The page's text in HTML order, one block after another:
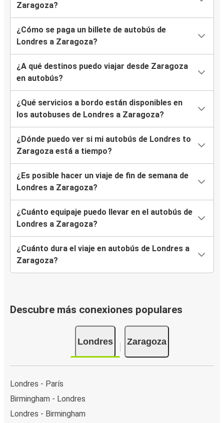
Zaragoza?
¿Cómo se paga un billete de autobús de
Londres a Zaragoza?
¿A qué destinos puedo viajar desde Zaragoza
en autobús?
¿Qué servicios a bordo están disponibles en
los autobuses de Londres a Zaragoza?
¿Dónde puedo ver si mi autobús de Londres to
Zaragoza está a tiempo?
¿Es posible hacer un viaje de fin de semana de
Londres a Zaragoza?
¿Cuánto equipaje puedo llevar en el autobús de
Londres a Zaragoza?
¿Cuánto dura el viaje en autobús de Londres a
Zaragoza?
Descubre más conexiones populares
Londres Zaragoza
Londres - París
Birmingham - Londres
Londres - Birmingham